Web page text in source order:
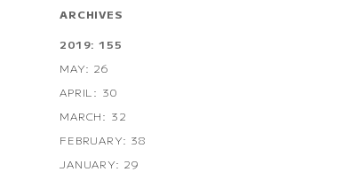
ARCHIVES
2019: 155
MAY: 26
APRIL: 30
MARCH: 32
FEBRUARY: 38
JANUARY: 29